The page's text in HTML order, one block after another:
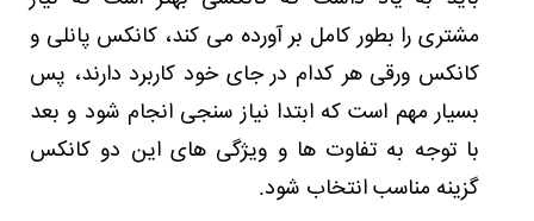
مشتری را بطور کامل بر آورده می کند، کانکس پانلی و
کانکس ورقی هر کدام در جای خود کاربرد دارند، پس
بسیار مهم است که ابتدا نیاز سنجی انجام شود و بعد
با توجه به تفاوت ها و ویژگی های این دو کانکس
گزینه مناسب انتخاب شود.